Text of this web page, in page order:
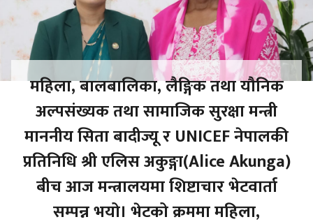
श्रीमान सचिव राधिका अर्यालज्यूको फेरि
भेटौंला तथा श्रीमान सचिव कृष्ण बहादुर
राउतज्यूको स्वागत कार्यक्रमका केही
झलकहरु।